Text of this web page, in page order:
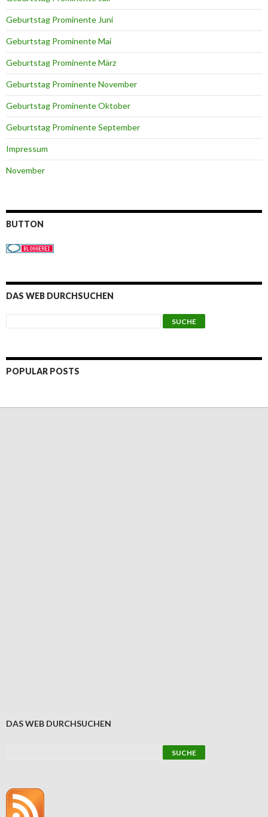
Geburtstag Prominente Juni
Geburtstag Prominente Mai
Geburtstag Prominente März
Geburtstag Prominente November
Geburtstag Prominente Oktober
Geburtstag Prominente September
Impressum
November
BUTTON
DAS WEB DURCHSUCHEN
POPULAR POSTS
DAS WEB DURCHSUCHEN